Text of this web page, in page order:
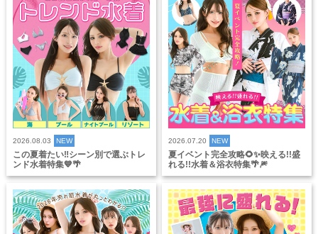
2026.08.03 NEW
この夏着たい‼️シーン別で選ぶトレ
ンド水着特集💙🌴
2026.07.20 NEW
夏イベント完全攻略🌻✨映える!!盛
れる!!水着＆浴衣特集🌴🎆